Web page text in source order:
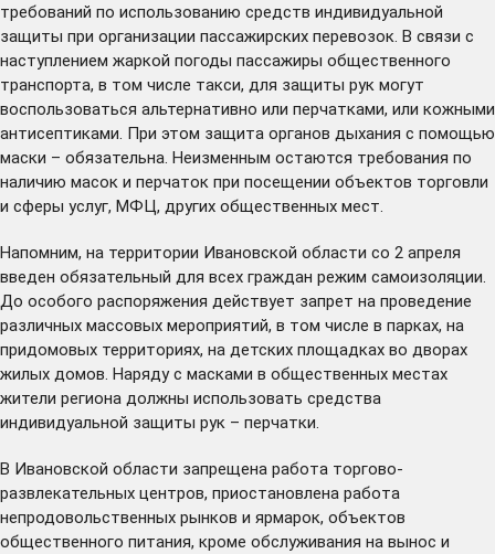
требований по использованию средств индивидуальной
защиты при организации пассажирских перевозок. В связи с
наступлением жаркой погоды пассажиры общественного
транспорта, в том числе такси, для защиты рук могут
воспользоваться альтернативно или перчатками, или кожными
антисептиками. При этом защита органов дыхания с помощью
маски – обязательна. Неизменным остаются требования по
наличию масок и перчаток при посещении объектов торговли
и сферы услуг, МФЦ, других общественных мест.
Напомним, на территории Ивановской области со 2 апреля
введен обязательный для всех граждан режим самоизоляции.
До особого распоряжения действует запрет на проведение
различных массовых мероприятий, в том числе в парках, на
придомовых территориях, на детских площадках во дворах
жилых домов. Наряду с масками в общественных местах
жители региона должны использовать средства
индивидуальной защиты рук – перчатки.
В Ивановской области запрещена работа торгово-
развлекательных центров, приостановлена работа
непродовольственных рынков и ярмарок, объектов
общественного питания, кроме обслуживания на вынос и